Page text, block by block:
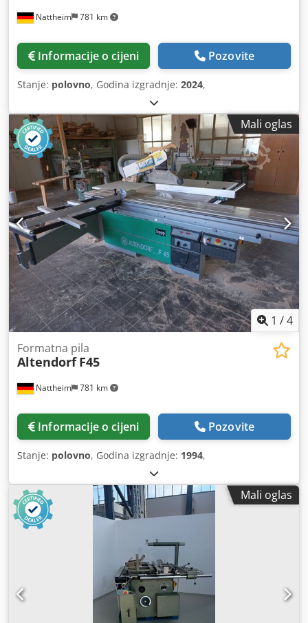
Nattheim 781 km
Informacije o cijeni Pozovite
Stanje: polovno, Godina izgradnje: 2024,
Mali oglas
1 /4
Nattheim 781 km
Formatna pila
Altendorf F45
Informacije o cijeni Pozovite
Stanje: polovno, Godina izgradnje: 1994,
Mali oglas